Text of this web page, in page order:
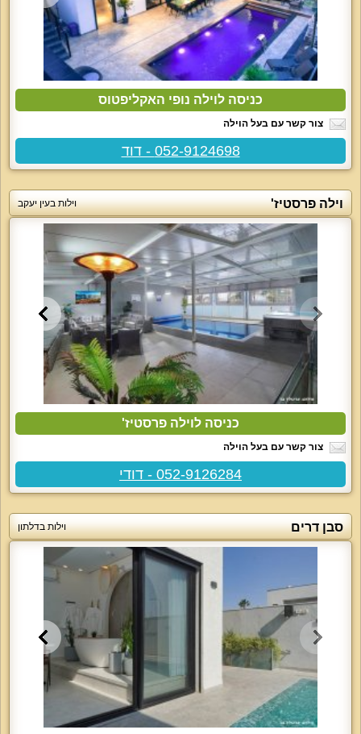
כניסה לוילה נופי האקליפטוס
צור קשר עם בעל הוילה
052-9124698 - דוד
וילה פרסטיז' וילות בעין יעקב
כניסה לוילה פרסטיז'
צור קשר עם בעל הוילה
052-9126284 - דודי
סבן דרים וילות בדלתון